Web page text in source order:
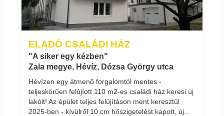
ELADÓ CSALÁDI HÁZ
"A siker egy kézben"
Zala megye, Hévíz, Dózsa György utca
Hévízen egy átmenő forgalomtól mentes -
teljeskörűen felújíott 110 m2-es családi ház keresi új
lakóit! Az épület teljes felújításon ment keresztül
2025-ben - kívülről 10 cm hőszigetelést kapott, új...